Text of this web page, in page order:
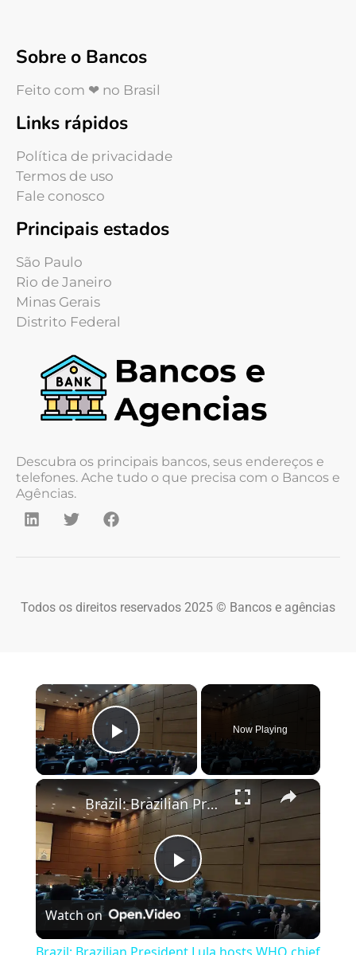
Sobre o Bancos
Feito com ❤ no Brasil
Links rápidos
Política de privacidade
Termos de uso
Fale conosco
Principais estados
São Paulo
Rio de Janeiro
Minas Gerais
Distrito Federal
Descubra os principais bancos, seus endereços e
telefones. Ache tudo o que precisa com o Bancos e
Agências.
Todos os direitos reservados 2025 © Bancos e agências
×
Play Video
Now Playing
×
Play Video
Brazil: Brazilian President Lula hosts WHO chief Tedros in Rio.
Watch on